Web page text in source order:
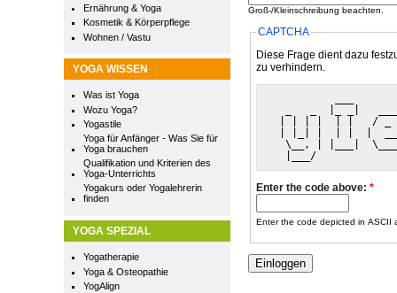
Ernährung & Yoga
Kosmetik & Körperpflege
Wohnen / Vastu
YOGA WISSEN
Was ist Yoga
Wozu Yoga?
Yogastile
Yoga für Anfänger - Was Sie für
Yoga brauchen
Qualifikation und Kriterien des
Yoga-Unterrichts
Yogakurs oder Yogalehrerin
finden
YOGA SPEZIAL
Yogatherapie
Yoga & Osteopathie
YogAlign
Groß-/Kleinschreibung beachten.
CAPTCHA
Diese Frage dient dazu
zu verhindern.
| | | |  | |   / _
\__, | |___|
Enter the code above: *
Enter the code depicted in ASCII